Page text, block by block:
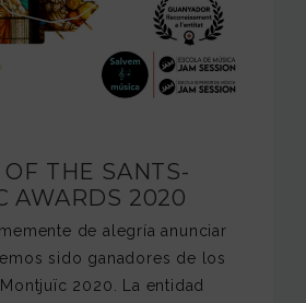
THE SANTS-
AWARDS 2020
de alegría anunciar
sido ganadores de los
2020. La entidad